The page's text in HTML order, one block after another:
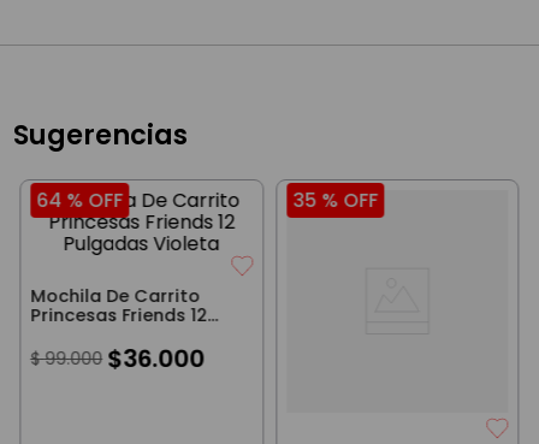
Sugerencias
64 % OFF
Mochila De Carrito
Princesas Friends 12
$ 99.000 $36.000
35 % OFF